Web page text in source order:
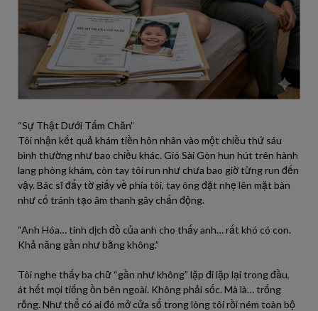
“Sự Thật Dưới Tấm Chăn”
Tôi nhận kết quả khám tiền hôn nhân vào một chiều thứ sáu
bình thường như bao chiều khác. Gió Sài Gòn hun hút trên hành
lang phòng khám, còn tay tôi run như chưa bao giờ từng run đến
vậy. Bác sĩ đẩy tờ giấy về phía tôi, tay ông đặt nhẹ lên mặt bàn
như cố tránh tạo âm thanh gây chấn động.
“Anh Hóa… tinh dịch đồ của anh cho thấy anh… rất khó có con.
Khả năng gần như bằng không.”
Tôi nghe thấy ba chữ “gần như không” lặp đi lặp lại trong đầu,
át hết mọi tiếng ồn bên ngoài. Không phải sốc. Mà là… trống
rỗng. Như thể có ai đó mở cửa sổ trong lòng tôi rồi ném toàn bộ